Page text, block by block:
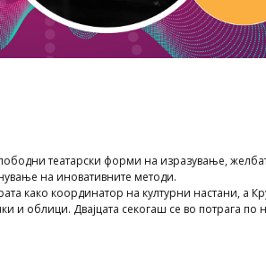
театарски форми на изразување,
на иновативните методи.
како координатор на културни настани, а
и облици. Двајцата секогаш се во потрага по